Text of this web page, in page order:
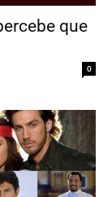
que
0